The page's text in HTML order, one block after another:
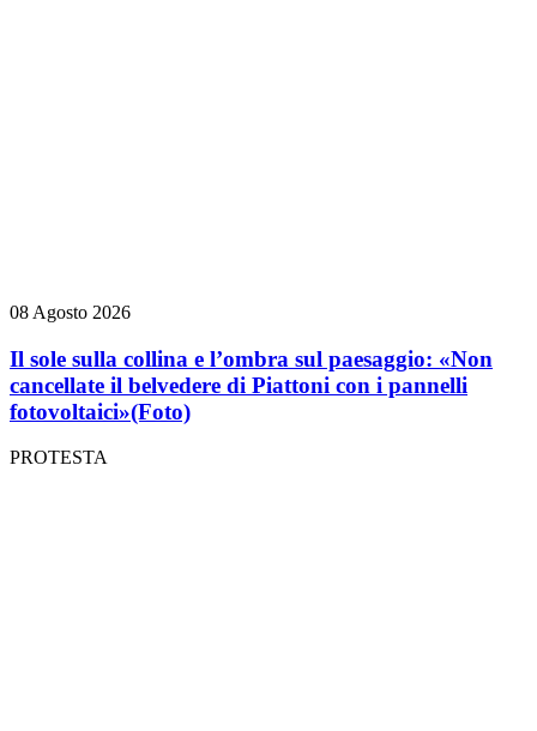
08 Agosto 2026
Il sole sulla collina e l’ombra sul paesaggio: «Non
cancellate il belvedere di Piattoni con i pannelli
fotovoltaici»(Foto)
PROTESTA